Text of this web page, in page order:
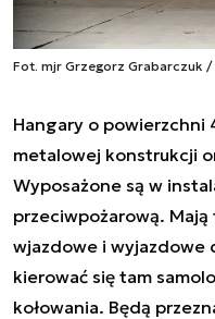
Fot. mjr Grzegorz Grabarczuk /
Hangary o powierzchni
metalowej konstrukcji
Wyposażone są w
przeciwpożarową.
wjazdowe i wyjazdowe
kierować się tam
kołowania. Będą